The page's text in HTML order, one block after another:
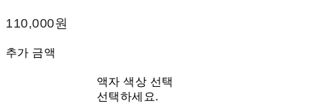
110,000원
추가 금액
액자 색상 선택
선택하세요.